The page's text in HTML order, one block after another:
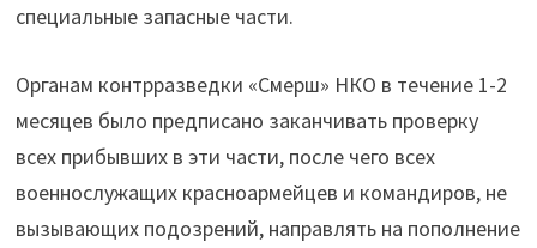
специальные запасные части.
Органам контрразведки «Смерш» НКО в течение 1-2
месяцев было предписано заканчивать проверку
всех прибывших в эти части, после чего всех
военнослужащих красноармейцев и командиров, не
вызывающих подозрений, направлять на пополнение